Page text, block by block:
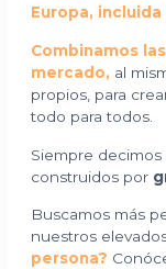
Europa, incluida
Combinamos
mercado, al
propios, para
todo para todos.
Siempre decimos
construidos por
Buscamos más
nuestros
persona?